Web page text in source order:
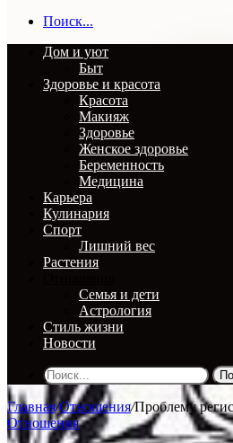
Поиск...
Дом и уют
Быт
Здоровье и красота
Красота
Макияж
Здоровье
Женское здоровье
Беременность
Медицина
Карьера
Кулинария
Спорт
Лишний вес
Растения
Семья и дети
Астрология
Стиль жизни
Новости
Главная/Отношения/Проблему
Отношения